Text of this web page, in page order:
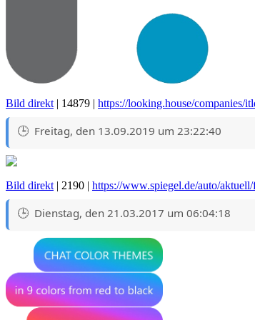
Bild direkt| 14879 | https://looking.house/companies/
Freitag, den 13.09.2019 um 23:22:40
Bild direkt| 2190 | https://www.spiegel.de/auto/
Dienstag, den 21.03.2017 um 06:04:18